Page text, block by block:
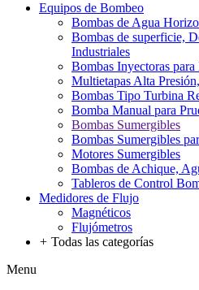
Equipos de Bombeo
Bombas de Agua
Bombas de superficie,
Industriales
Bombas Inyectoras
Multietapas Alta
Bombas Tipo Turbina
Bomba Manual para
Bombas Sumergibles
Bombas Sumergibles
Motores Sumergibles
Bombas de Achique,
Tableros de Control
Medidores de Flujo
Magnéticos
Flujómetros
+ Todas las categorías
Menu